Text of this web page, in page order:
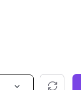
초기화